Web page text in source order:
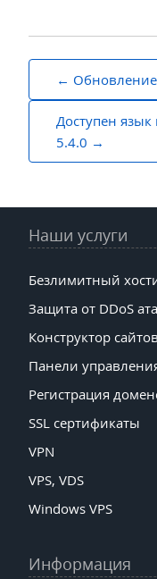
Навигация
по
записям
Обновление
Доступен
5.4.0
Наши услуги
Безлимитный
Защита от DDoS
Конструктор сайтов
Панели
Регистрация
SSL сертификаты
VPN
VPS, VDS
Windows VPS
Информация